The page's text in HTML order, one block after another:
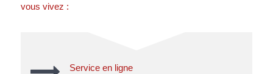
vous vivez :
Service en ligne